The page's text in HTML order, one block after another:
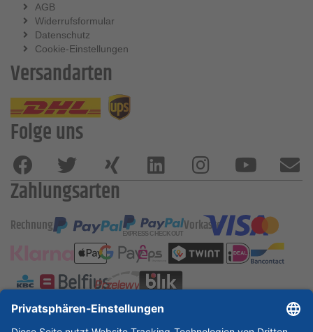
AGB
Widerrufsformular
Datenschutz
Cookie-Einstellungen
Versandarten
Folge uns
Zahlungsarten
Rechnung Vorkasse
ESSKA International
new